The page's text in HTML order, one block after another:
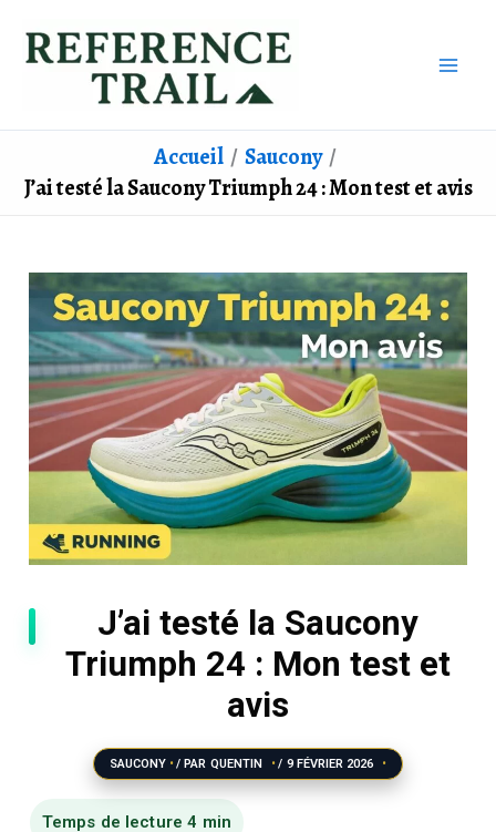
Accueil
Saucony
J’ai testé la Saucony Triumph 24 : Mon test et avis
J’ai testé la Saucony
Triumph 24 : Mon test et
avis
SAUCONY / PAR QUENTIN / 9 FÉVRIER 2026